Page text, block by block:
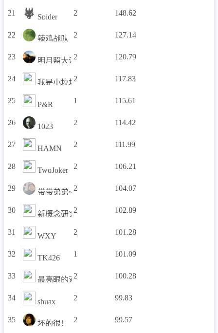
21 Spider 2 148.62
22 辣鸡战队 2 127.14
23 明月照大江1024
2 120.79
24 我是小垃圾2 117.83
25 P&R 1 115.61
26 1023 2 114.42
27 HAMN 2 111.99
28 TwoJoker 2 106.21
29 带带弟弟~ 2 104.07
30 新概念研究中心
2 102.89
31 WXY 2 101.28
32 TK426 1 101.09
33 最亮眼的双马尾
2 100.28
34 shuax 2 99.83
35 坏的很！ 2 99.57